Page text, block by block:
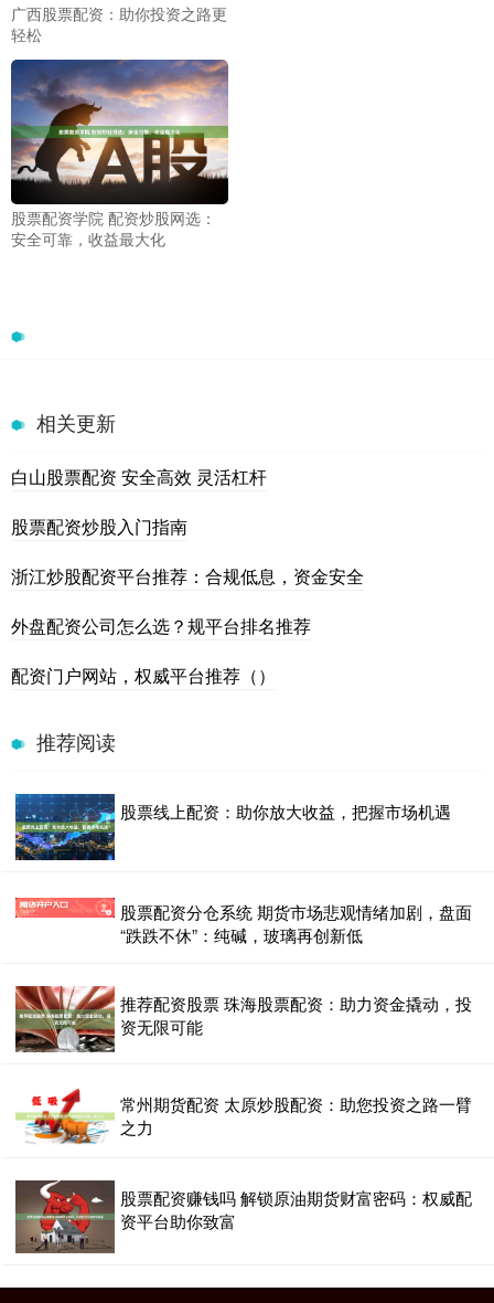
广西股票配资：助你投资之路更
轻松
股票配资学院 配资炒股网选：
安全可靠，收益最大化
相关更新
白山股票配资 安全高效 灵活杠杆
股票配资炒股入门指南
浙江炒股配资平台推荐：合规低息，资金安全
外盘配资公司怎么选？规平台排名推荐
配资门户网站，权威平台推荐（）
推荐阅读
股票线上配资：助你放大收益，把握市场机遇
股票配资分仓系统 期货市场悲观情绪加剧，盘面
“跌跌不休”：纯碱，玻璃再创新低
推荐配资股票 珠海股票配资：助力资金撬动，投
资无限可能
常州期货配资 太原炒股配资：助您投资之路一臂
之力
股票配资赚钱吗 解锁原油期货财富密码：权威配
资平台助你致富